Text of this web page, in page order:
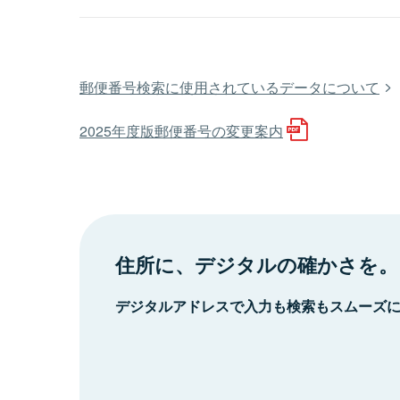
郵便番号検索に使用されているデータについて
2025年度版郵便番号の変更案内
住所に、デジタルの確かさを。
デジタルアドレスで入力も検索もスムーズ